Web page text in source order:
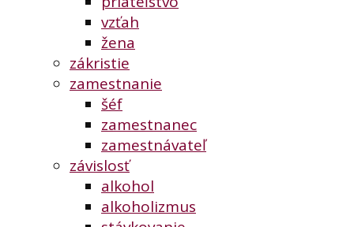
vzťah
žena
zákristie
zamestnanie
šéf
zamestnanec
zamestnávateľ
závislosť
alkohol
alkoholizmus